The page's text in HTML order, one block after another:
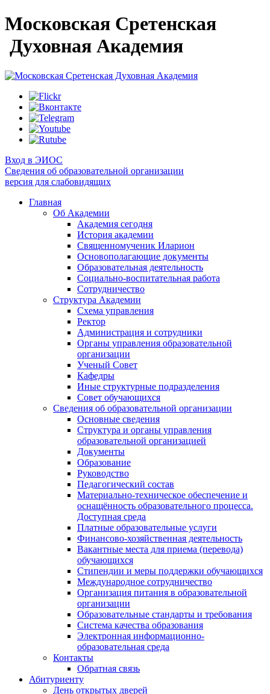
Московская Сретенская
Духовная Академия
Вход в ЭИОС
Сведения об образовательной организации
версия для слабовидящих
Главная
Об Академии
Академия сегодня
История академии
Священномученик Иларион
Основополагающие документы
Образовательная деятельность
Социально-воспитательная работа
Сотрудничество
Структура Академии
Схема управления
Ректор
Администрация и сотрудники
Органы управления образовательной
организации
Ученый Совет
Кафедры
Иные структурные подразделения
Совет обучающихся
Сведения об образовательной организации
Основные сведения
Структура и органы управления
образовательной организацией
Документы
Образование
Руководство
Педагогический состав
Материально-техническое обеспечение и
оснащённость образовательного процесса.
Доступная среда
Платные образовательные услуги
Финансово-хозяйственная деятельность
Вакантные места для приема (перевода)
обучающихся
Стипендии и меры поддержки обучающихся
Международное сотрудничество
Организация питания в образовательной
организации
Образовательные стандарты и требования
Система качества образования
Электронная информационно-
образовательная среда
Контакты
Обратная связь
Абитуриенту
День открытых дверей